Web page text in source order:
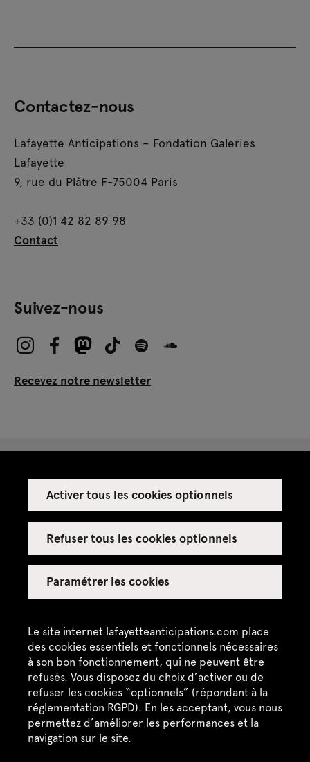
Le site internet lafayetteanticipations.com place
des cookies essentiels et fonctionnels nécessaires
à son bon fonctionnement, qui ne peuvent être
refusés. Vous disposez du choix d’activer ou de
refuser les cookies “optionnels” (répondant à la
réglementation RGPD). En les acceptant, vous nous
permettez d’améliorer les performances et la
navigation sur le site.
Activer tous les cookies optionnels
Refuser tous les cookies optionnels
Paramétrer les cookies
Contactez-nous
Lafayette Anticipations – Fondation Galeries
Lafayette
9, rue du Plâtre F-75004 Paris
+33 (0)1 42 82 89 98
Contact
Suivez-nous
Recevez notre newsletter
Espace presse
Espace enseignant·es
Espace privatisations
Crédits
Mentions légales
Politique de confidentialité
CGU / CGV
Plan du site